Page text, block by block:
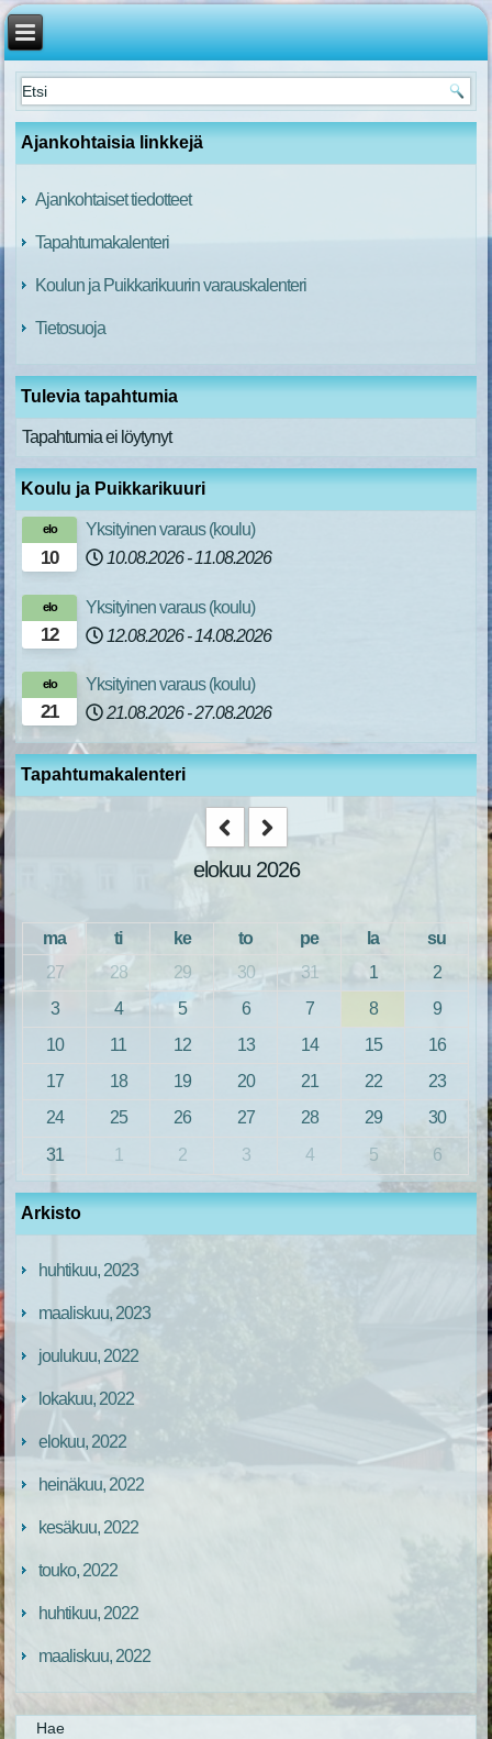
Ajankohtaisia linkkejä
Ajankohtaiset tiedotteet
Tapahtumakalenteri
Koulun ja Puikkarikuurin varauskalenteri
Tietosuoja
Tulevia tapahtumia
Tapahtumia ei löytynyt
Koulu ja Puikkarikuuri
10
elo
Yksityinen varaus (koulu)
10.08.2026 - 11.08.2026
12
elo
Yksityinen varaus (koulu)
12.08.2026 - 14.08.2026
21
elo
Yksityinen varaus (koulu)
21.08.2026 - 27.08.2026
Tapahtumakalenteri
elokuu 2026
ma ti ke to pe la
su
27
28 29 30 31 1
2
3
4 5 6 7 8
9
10
11 12 13 14 15
16
17
18 19 20 21 22
23
24
25 26 27 28 29
30
31
1 2 3 4 5 6
Arkisto
huhtikuu, 2023
maaliskuu, 2023
joulukuu, 2022
lokakuu, 2022
elokuu, 2022
heinäkuu, 2022
kesäkuu, 2022
touko, 2022
huhtikuu, 2022
maaliskuu, 2022
Hae